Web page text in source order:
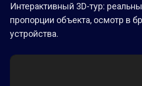
Интерактивный 3D-тур:
пропорции объекта, осмотр в
устройства.